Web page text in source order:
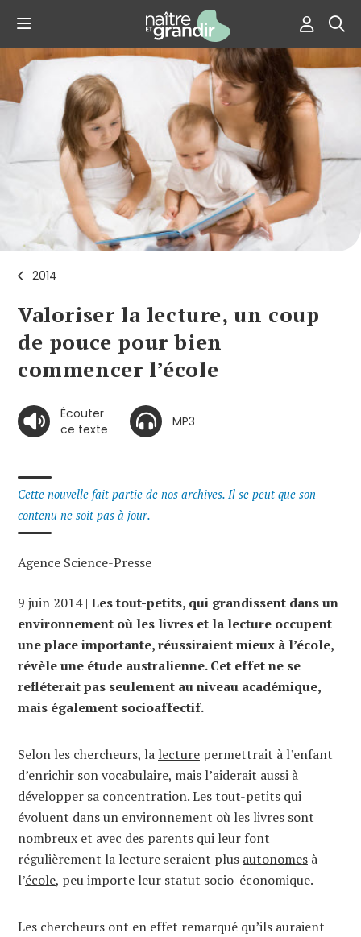
2014
Valoriser la lecture, un coup
de pouce pour bien
commencer l’école
Écouter
ce texte
MP3
Cette nouvelle fait partie de nos archives. Il se peut que son
contenu ne soit pas à jour.
Agence Science-Presse
9 juin 2014 | Les tout-petits, qui grandissent dans un
environnement où les livres et la lecture occupent
une place importante, réussiraient mieux à l’école,
révèle une étude australienne. Cet effet ne se
refléterait pas seulement au niveau académique,
mais également socioaffectif.
Selon les chercheurs, la lecture permettrait à l’enfant
d’enrichir son vocabulaire, mais l’aiderait aussi à
développer sa concentration. Les tout-petits qui
évoluent dans un environnement où les livres sont
nombreux et avec des parents qui leur font
régulièrement la lecture seraient plus autonomes à
l’école, peu importe leur statut socio-économique.
Les chercheurs ont en effet remarqué qu’ils auraient